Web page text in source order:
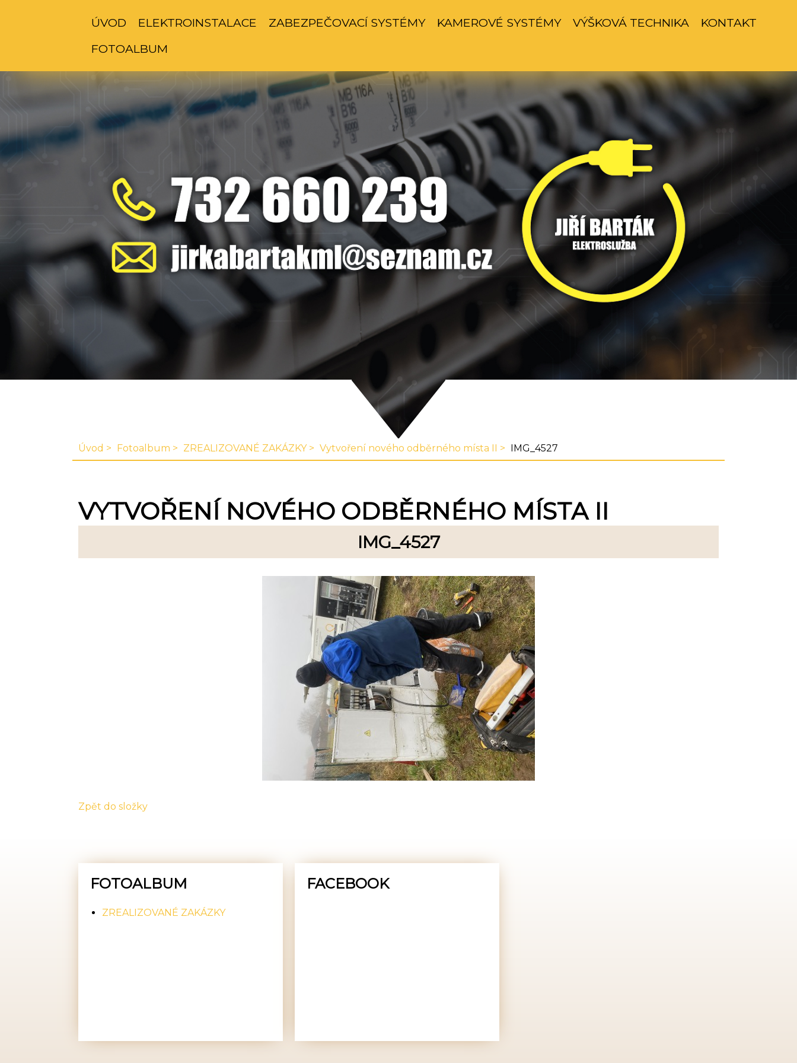
ÚVOD ELEKTROINSTALACE ZABEZPEČOVACÍ SYSTÉMY KAMEROVÉ SYSTÉMY VÝŠKOVÁ TECHNIKA
KONTAKT
FOTOALBUM
Úvod Fotoalbum ZREALIZOVANÉ ZAKÁZKY Vytvoření nového odběrného místa II IMG_4527
VYTVOŘENÍ NOVÉHO ODBĚRNÉHO MÍSTA II
IMG_4527
Zpět do složky
FOTOALBUM
ZREALIZOVANÉ ZAKÁZKY
FACEBOOK